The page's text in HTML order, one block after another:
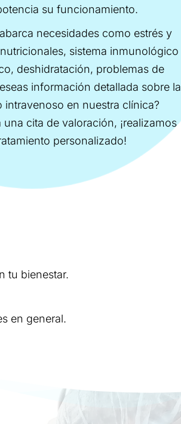
su funcionamiento.
necesidades como estrés y
sistema inmunológico
deshidratación, problemas de
información detallada sobre la
intravenoso en nuestra clínica?
cita de valoración, ¡realizamos
personalizado!
tu bienestar.
en general.